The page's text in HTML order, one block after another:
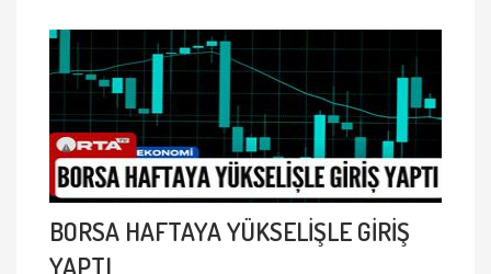
BORSA HAFTAYA YÜKSELİŞLE GİRİŞ
YAPTI